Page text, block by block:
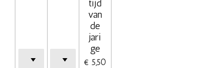
tijd
van
de
jari
ge
€ 5,50